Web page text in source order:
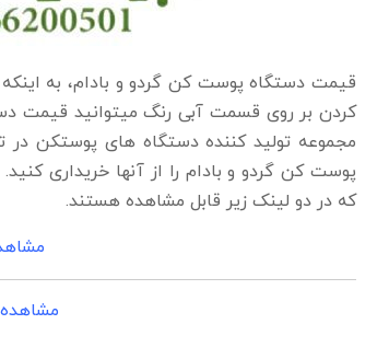
قیمت دستگاه پوست کن گردو و بادام، به
کردن بر روی قسمت آبی رنگ میتوانید قیمت
مجموعه تولید کننده دستگاه های پوستکن در
که در دو لینک زیر قابل مشاهده هستند.